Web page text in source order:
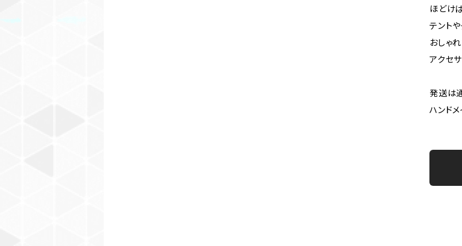
ほどけ
テント
おしゃ
アクセ
発送は
ハンド